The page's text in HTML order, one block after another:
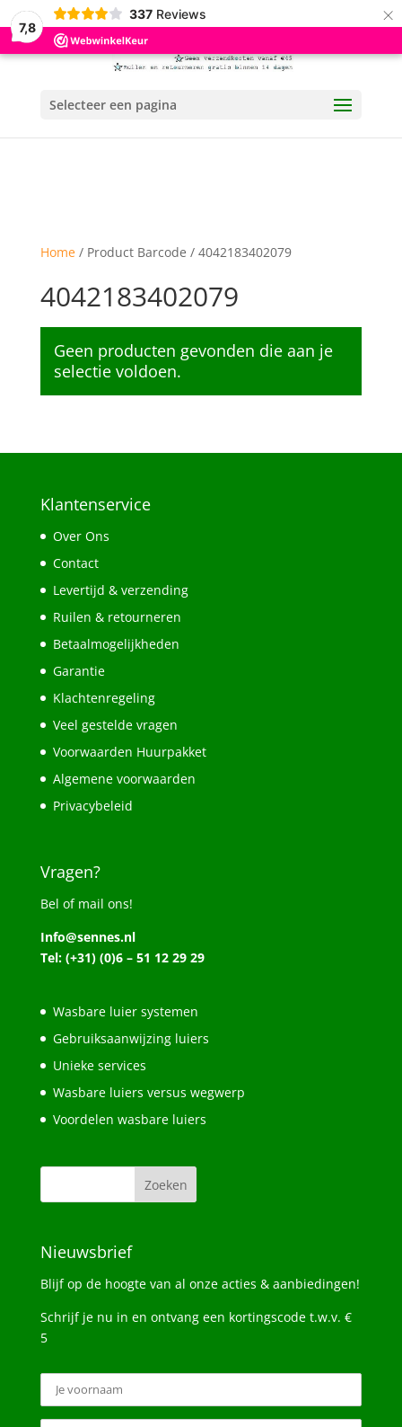
7,8
337 Reviews ×
Selecteer een pagina
Home/ Product Barcode / 4042183402079
4042183402079
Geen producten gevonden die aan je
selectie voldoen.
Klantenservice
Over Ons
Contact
Levertijd & verzending
Ruilen & retourneren
Betaalmogelijkheden
Garantie
Klachtenregeling
Veel gestelde vragen
Voorwaarden Huurpakket
Algemene voorwaarden
Privacybeleid
Vragen?
Bel of mail ons!
Info@sennes.nl
Tel: (+31) (0)6 – 51 12 29 29
Wasbare luier systemen
Gebruiksaanwijzing luiers
Unieke services
Wasbare luiers versus wegwerp
Voordelen wasbare luiers
Nieuwsbrief
Blijf op de hoogte van al onze acties & aanbiedingen!
Schrijf je nu in en ontvang een kortingscode t.w.v. €
5